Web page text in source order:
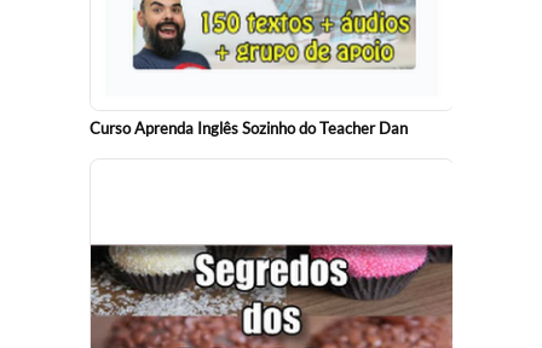
Curso Aprenda Inglês Sozinho do Teacher Dan